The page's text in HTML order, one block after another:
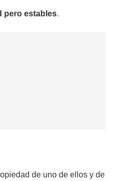
pero estables.
de uno de ellos y de